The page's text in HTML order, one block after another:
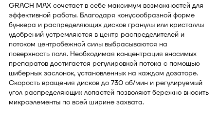
GRACH MAX сочетает в себе максимум возможностей для
эффективной работы. Благодаря конусообразной форме
бункера и распределяющих дисков гранулы или кристаллы
удобрений устремляются в центр распределителей и
потоком центробежной силы выбрасываются на
поверхность поля. Необходимая концентрация вносимых
препаратов достигается регулировкой потока с помощью
шиберных заслонок, установленных на каждом дозаторе.
Скорость вращения дисков до 730 об/мин и регулируемый
угол распределяющих лопастей позволяют бережно вносить
микроэлементы по всей ширине захвата.